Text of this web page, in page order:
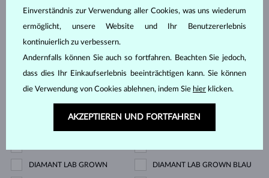
Material
WEISSGOLD
DIAMANT LAB GROWN DIAMANT LAB GROWN BLAU
Einverständnis zur Verwendung aller Cookies, was uns wiederum
ermöglicht, unsere Website und Ihr Benutzererlebnis
kontinuierlich zu verbessern.
Andernfalls können Sie auch so fortfahren. Beachten Sie jedoch,
dass dies Ihr Einkaufserlebnis beeinträchtigen kann. Sie können
die Verwendung von Cookies ablehnen, indem Sie hier klicken.
AKZEPTIEREN UND FORTFAHREN